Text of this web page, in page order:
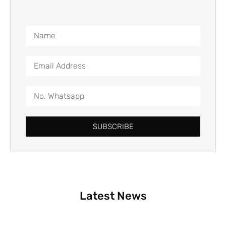
SUBSCRIBE
Latest News